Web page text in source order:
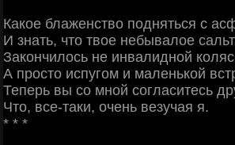
Какое блаженство подняться с
И знать, что твое небывалое
Закончилось не инвалидной
А просто испугом и маленькой
Теперь вы со мной согласитесь
Что, все-таки, очень везучая я.
* * *